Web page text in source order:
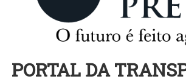
PORTAL DA